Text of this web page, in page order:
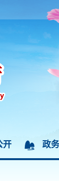
开 政